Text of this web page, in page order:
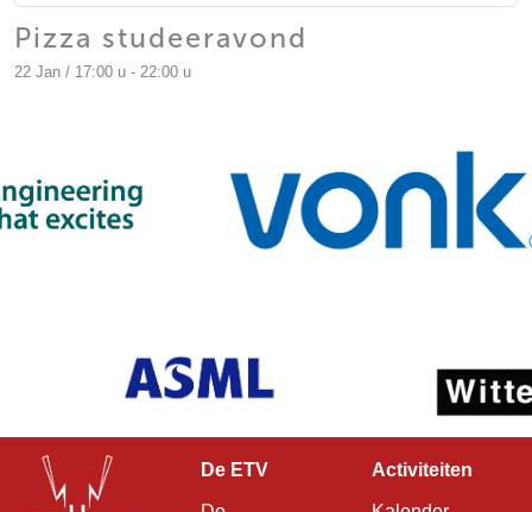
Pizza studeeravond
22 Jan / 17:00 u - 22:00 u
De ETV Activiteiten